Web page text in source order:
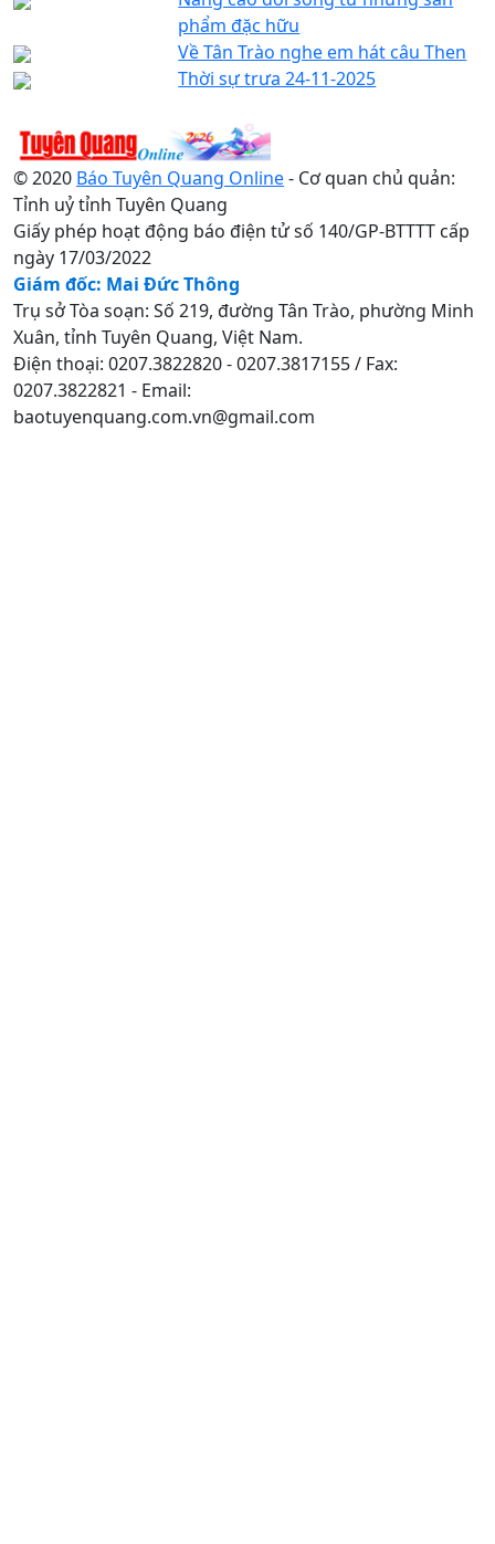
phẩm đặc hữu
Về Tân Trào nghe em hát câu Then
Thời sự trưa 24-11-2025
© 2020 Báo Tuyên Quang Online- Cơ quan chủ quản:
Tỉnh uỷ tỉnh Tuyên Quang
Giấy phép hoạt động báo điện tử số 140/GP-BTTTT cấp
ngày 17/03/2022
Giám đốc: Mai Đức Thông
Trụ sở Tòa soạn: Số 219, đường Tân Trào, phường Minh
Xuân, tỉnh Tuyên Quang, Việt Nam.
Điện thoại: 0207.3822820 - 0207.3817155 / Fax:
0207.3822821 - Email:
baotuyenquang.com.vn@gmail.com